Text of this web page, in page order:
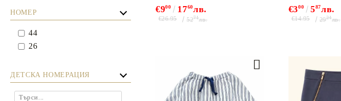
НОМЕР
44
26
ДЕТСКА НОМЕРАЦИЯ
€900 1760лв.
€26.95 5271лв.
€300 587лв.
€14.95 2924лв.